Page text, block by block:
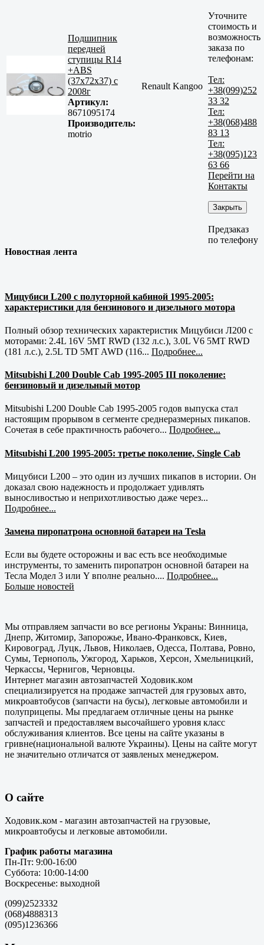
Подшипник
передней
ступицы R14
+ABS
(37x72x37) c
2008г
Артикул:
8671095174
Производитель:
motrio
Renault Kangoo
Уточните
стоимость и
возможность
заказа по
телефонам:
Тел:
+38(099)252
33 32
Тел:
+38(068)488
83 13
Тел:
+38(095)123
63 66
Перейти на
Контакты
Закрыть
Предзаказ
по телефону
Новостная лента
Мицубиси L200 с полуторной кабиной 1995-2005:
характеристики для бензинового и дизельного мотора
Полный обзор технических характеристик Мицубиси Л200 с
моторами: 2.4L 16V 5MT RWD (132 л.с.), 3.0L V6 5MT RWD
(181 л.с.), 2.5L TD 5MT AWD (116... Подробнее...
Mitsubishi L200 Double Cab 1995-2005 III поколение:
бензиновый и дизельный мотор
Mitsubishi L200 Double Cab 1995-2005 годов выпуска стал
настоящим прорывом в сегменте среднеразмерных пикапов.
Сочетая в себе практичность рабочего... Подробнее...
Mitsubishi L200 1995-2005: третье поколение, Single Cab
Мицубиси L200 – это один из лучших пикапов в истории. Он
доказал свою надежность и продолжает удивлять
выносливостью и неприхотливостью даже через...
Подробнее...
Замена пиропатрона основной батареи на Tesla
Если вы будете осторожны и вас есть все необходимые
инструменты, то заменить пиропатрон основной батареи на
Тесла Модел 3 или Y вполне реально.... Подробнее...
Больше новостей
Мы отправляем запчасти во все регионы Украны: Винница,
Днепр, Житомир, Запорожье, Ивано-Франковск, Киев,
Кировоград, Луцк, Львов, Николаев, Одесса, Полтава, Ровно,
Сумы, Тернополь, Ужгород, Харьков, Херсон, Хмельницкий,
Черкассы, Чернигов, Черновцы.
Интернет магазин автозапчастей Ходовик.ком
специализируется на продаже запчастей для грузовых авто,
микроавтобусов (запчасти на бусы), легковые автомобили и
полуприцепы. Мы предлагаем отличные цены на рынке
запчастей и предоставляем высочайшего уровня класс
обслуживания клиентов. Все цены на сайте указаны в
гривне(национальной валюте Украины). Цены на сайте могут
не значительно отличатся от заявленых менеджером.
О сайте
Ходовик.ком - магазин автозапчастей на грузовые,
микроавтобусы и легковые автомобили.
График работы магазина
Пн-Пт: 9:00-16:00
Суббота: 10:00-14:00
Воскресенье: выходной
(099)2523332
(068)4888313
(095)1236366